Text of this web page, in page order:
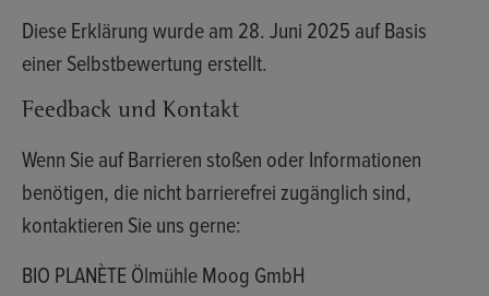
Diese Erklärung wurde am 28. Juni 2025 auf Basis
einer Selbstbewertung erstellt.
Feedback und Kontakt
Wenn Sie auf Barrieren stoßen oder Informationen
benötigen, die nicht barrierefrei zugänglich sind,
kontaktieren Sie uns gerne:
BIO PLANÈTE Ölmühle Moog GmbH